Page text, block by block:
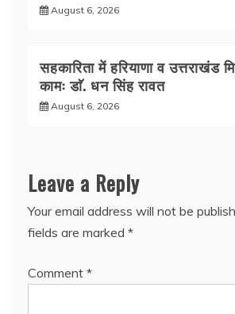
August 6, 2026
सहकारिता में हरियाणा व उत्तराखंड
कामः डाॅ. धन सिंह रावत
August 6, 2026
Leave a Reply
Your email address will not be
fields are marked *
Comment *